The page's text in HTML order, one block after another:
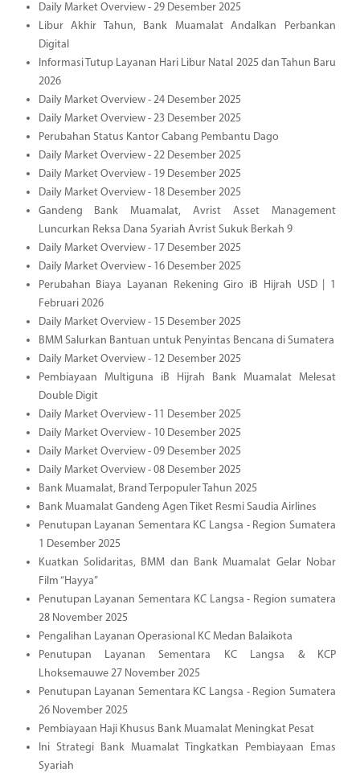
Daily Market Overview - 29 Desember 2025
Libur Akhir Tahun, Bank Muamalat Andalkan Perbankan
Digital
Informasi Tutup Layanan Hari Libur Natal 2025 dan Tahun Baru
2026
Daily Market Overview - 24 Desember 2025
Daily Market Overview - 23 Desember 2025
Perubahan Status Kantor Cabang Pembantu Dago
Daily Market Overview - 22 Desember 2025
Daily Market Overview - 19 Desember 2025
Daily Market Overview - 18 Desember 2025
Gandeng Bank Muamalat, Avrist Asset Management
Luncurkan Reksa Dana Syariah Avrist Sukuk Berkah 9
Daily Market Overview - 17 Desember 2025
Daily Market Overview - 16 Desember 2025
Perubahan Biaya Layanan Rekening Giro iB Hijrah USD | 1
Februari 2026
Daily Market Overview - 15 Desember 2025
BMM Salurkan Bantuan untuk Penyintas Bencana di Sumatera
Daily Market Overview - 12 Desember 2025
Pembiayaan Multiguna iB Hijrah Bank Muamalat Melesat
Double Digit
Daily Market Overview - 11 Desember 2025
Daily Market Overview - 10 Desember 2025
Daily Market Overview - 09 Desember 2025
Daily Market Overview - 08 Desember 2025
Bank Muamalat, Brand Terpopuler Tahun 2025
Bank Muamalat Gandeng Agen Tiket Resmi Saudia Airlines
Penutupan Layanan Sementara KC Langsa - Region Sumatera
1 Desember 2025
Kuatkan Solidaritas, BMM dan Bank Muamalat Gelar Nobar
Film “Hayya”
Penutupan Layanan Sementara KC Langsa - Region sumatera
28 November 2025
Pengalihan Layanan Operasional KC Medan Balaikota
Penutupan Layanan Sementara KC Langsa & KCP
Lhoksemauwe 27 November 2025
Penutupan Layanan Sementara KC Langsa - Region Sumatera
26 November 2025
Pembiayaan Haji Khusus Bank Muamalat Meningkat Pesat
Ini Strategi Bank Muamalat Tingkatkan Pembiayaan Emas
Syariah